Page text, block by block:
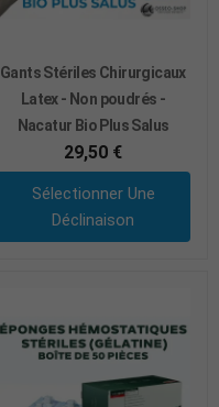
Gants Stériles Chirurgicaux
Latex - Non poudrés -
Nacatur Bio Plus Salus
29,50 €
Sélectionner Une
Déclinaison